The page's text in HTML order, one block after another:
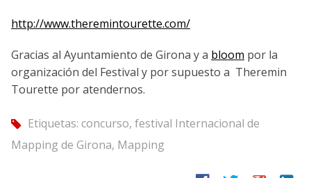
http://www.theremintourette.com/
Gracias al Ayuntamiento de Girona y a bloom por la
organización del Festival y por supuesto a Theremin
Tourette por atendernos.
tag Etiquetas: concurso, festival Internacional de
Mapping de Girona, Mapping